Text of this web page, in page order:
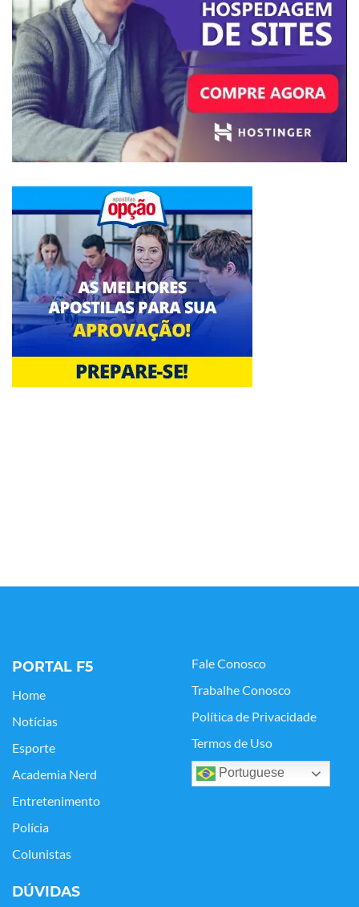
PORTAL F5
Home
Notícias
Esporte
Academia Nerd
Entretenimento
Polícia
Colunistas
Fale Conosco
Trabalhe Conosco
Política de Privacidade
Termos de Uso
Portuguese
DÚVIDAS